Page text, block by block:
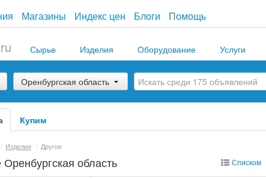
Магазины Индекс цен Блоги Помощь
Сырье Изделия Оборудование Услуги
Оренбургская область
Купим
/ Изделия / Другое
Оренбургская область Списком